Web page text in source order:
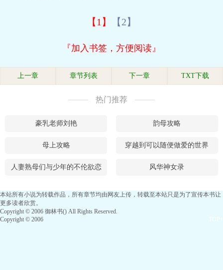
【1】 【2】
『加入书签，方便阅读』
上一章 章节列表 下一章 TXT下载
热门推荐
豪乳老师刘艳 韵母攻略
母上攻略 穿越到可以随便做爱的世界
人妻熟母们与少年的不伦欲恋 风华神女录
本站所有小说为转载作品，所有章节均由网友上传，转载至本站只是为了宣传本书让
更多读者欣赏。
Copyright © 2006 御林书() All Rights Reserved.
Copyright © 2006